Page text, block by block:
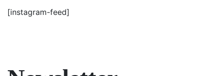
[instagram-feed]